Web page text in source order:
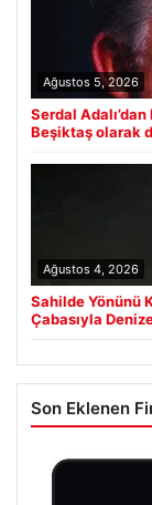
Ağustos 5, 2026
Serdal
Beşiktaş olarak
Ağustos 4, 2026
Sahilde Yönünü
Çabasıyla
Son Eklenen